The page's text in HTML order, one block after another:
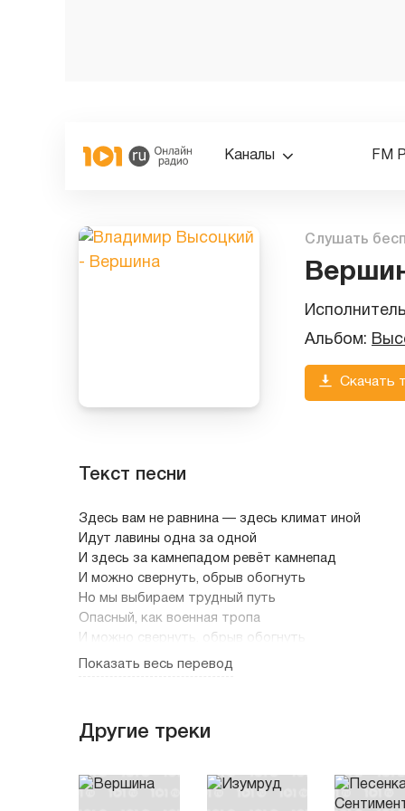
Каналы FM
Слушать
Альбом:
Скачать
Текст песни
Здесь вам не равнина — здесь климат иной
Идут лавины одна за одной
И здесь за камнепадом ревёт камнепад
И можно свернуть, обрыв обогнуть
Но мы выбираем трудный путь
Опасный, как военная тропа
И можно свернуть, обрыв обогнуть
Но мы выбираем трудный путь
Тот сам себя не испытал
Внизу не встретишь, как не тянись
Показать весь перевод
Другие треки